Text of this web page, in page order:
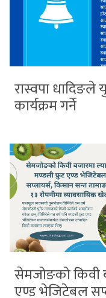
रास्वपा धादिङले
कार्यक्रम गर्ने
सेमजोङको किवी
एण्ड भेजिटेबल